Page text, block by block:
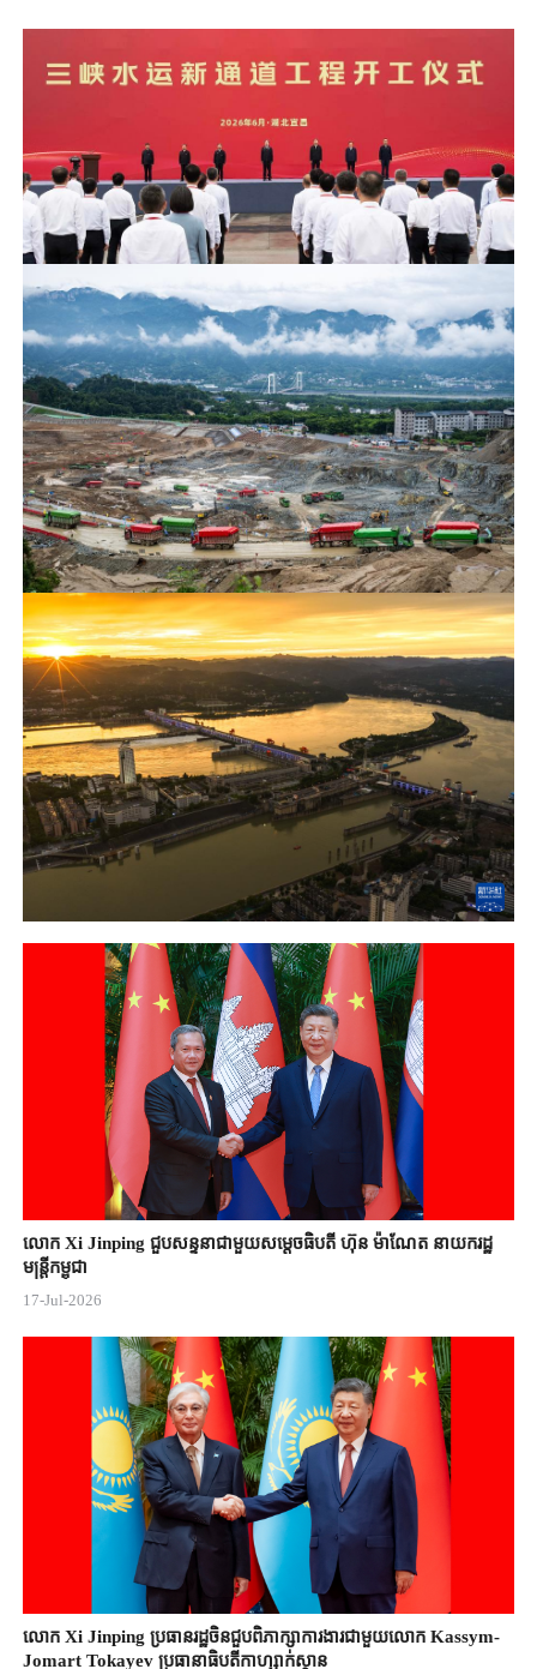
លោក Xi Jinping ជួបសន្ទនាជាមួយសម្តេចធិបតី ហ៊ុន ម៉ាណែត នាយករដ្ឋ
មន្ត្រីកម្ពុជា
17-Jul-2026
លោក Xi Jinping ប្រធានរដ្ឋចិន​ជួបពិភាក្សា​ការងារជាមួយ​លោក Kassym-
Jomart ​Tokayev ​ប្រធានាធិបតី​កាហ្សាក់ស្ថាន​